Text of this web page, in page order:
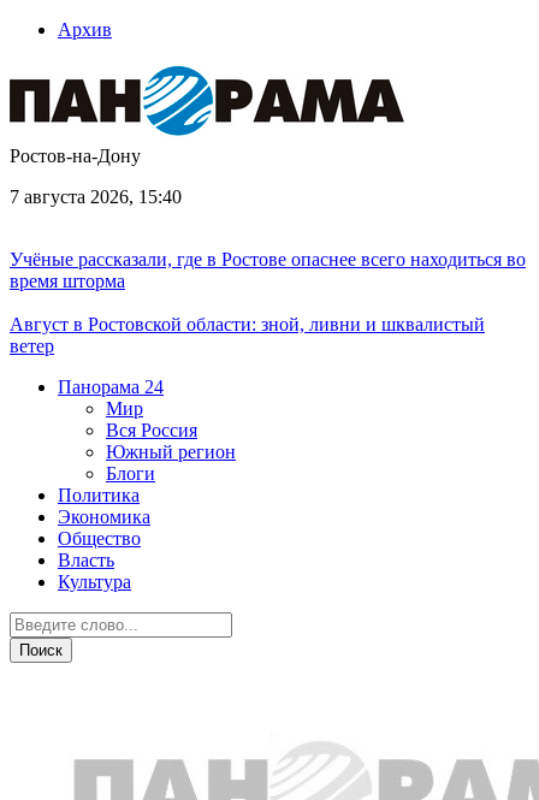
Архив
Ростов-на-Дону
7 августа 2026, 15:40
Учёные рассказали, где в Ростове опаснее всего находиться во
время шторма
Август в Ростовской области: зной, ливни и шквалистый
ветер
Панорама 24
Мир
Вся Россия
Южный регион
Блоги
Политика
Экономика
Общество
Власть
Культура